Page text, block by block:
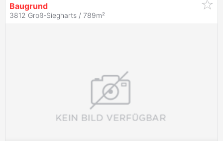
Baugrund
3812 Groß-Siegharts / 789m²